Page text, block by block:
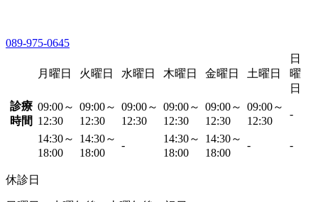
089-975-0645
月曜日 火曜日 水曜日 木曜日 金曜日 土曜日
日
曜
日
診療
時間
09:00～
12:30
09:00～
12:30
09:00～
12:30
09:00～
12:30
09:00～
12:30
09:00～
12:30
-
14:30～
18:00
14:30～
18:00
-
14:30～
18:00
14:30～
18:00
- -
休診日